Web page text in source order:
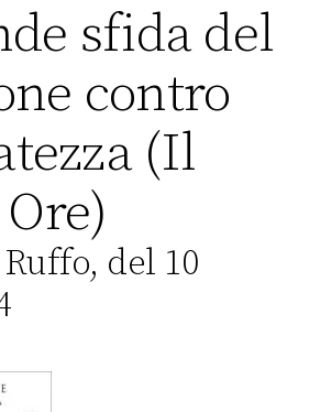
sfida del
contro
(Il
del 10